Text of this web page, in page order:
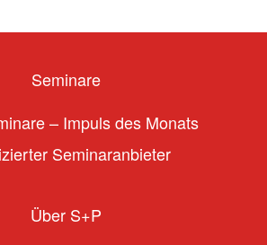
Seminare
– Impuls des Monats
Seminaranbieter
Über S+P